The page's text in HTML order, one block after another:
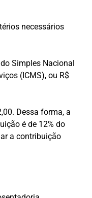
necessários
Simples Nacional
(ICMS), ou R$
Dessa forma, a
é de 12% do
a contribuição